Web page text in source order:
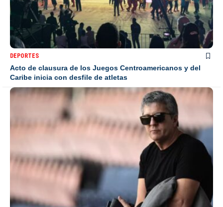
DEPORTES
Acto de clausura de los Juegos Centroamericanos y del
Caribe inicia con desfile de atletas